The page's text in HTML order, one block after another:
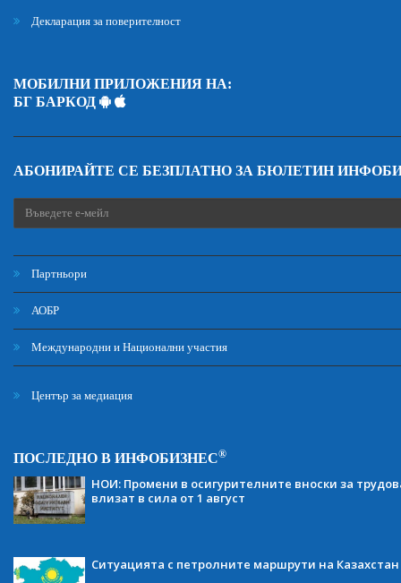
Декларация за поверителност
МОБИЛНИ ПРИЛОЖЕНИЯ НА:
БГ БАРКОД
АБОНИРАЙТЕ СЕ БЕЗПЛАТНО ЗА БЮЛЕТИН
Партньори
АОБР
Международни и Национални участия
Център за медиация
ПОСЛЕДНО В ИНФОБИЗНЕС®
НОИ: Промени в осигурителните вноски за
влизат в сила от 1 август
Ситуацията с петролните маршрути на Казахстан